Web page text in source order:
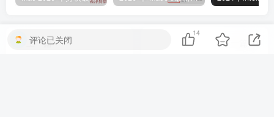
上一篇
下一篇
评论已关闭
14